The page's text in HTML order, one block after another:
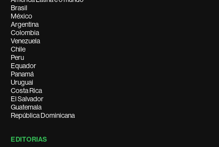
Brasil
México
Argentina
Colombia
Venezuela
Chile
Peru
Equador
Panamá
Uruguai
Costa Rica
El Salvador
Guatemala
República Dominicana
EDITORIAS